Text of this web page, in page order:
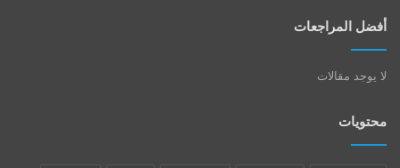
أفضل المراجعات
لا يوجد مقالات
محتويات